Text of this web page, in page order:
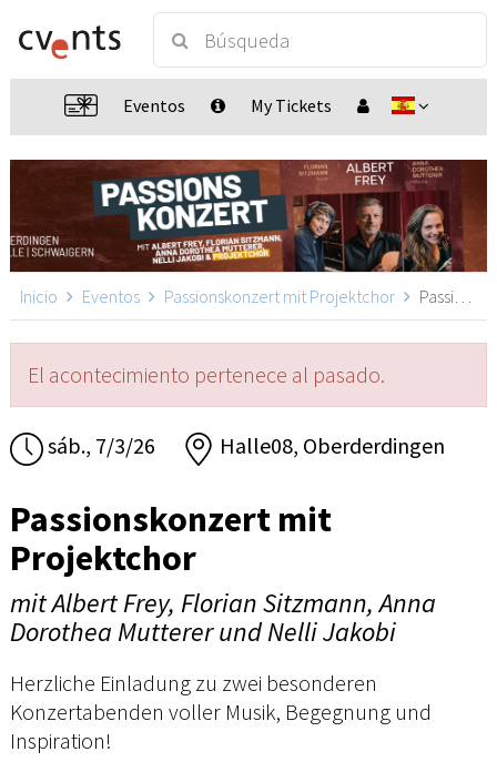
Eventos My Tickets
Inicio Eventos Passionskonzert mit Projektchor Passionskonzert mit Projektchor, Oberderdingen
El acontecimiento pertenece al pasado.
sáb., 7/3/26 Halle08, Oberderdingen
Passionskonzert mit
Projektchor
mit Albert Frey, Florian Sitzmann, Anna
Dorothea Mutterer und Nelli Jakobi
Herzliche Einladung zu zwei besonderen
Konzertabenden voller Musik, Begegnung und
Inspiration!